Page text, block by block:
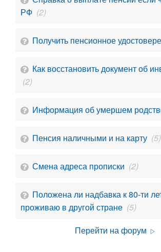
РФ (2)
Получить пенсионное
Как восстановить документ об
(2)
Информация об умершем
Пенсия наличными и на карту (5)
Смена адреса прописки (2)
Положена ли надбавка к 80-ти
проживаю в другой стране (5)
Перейти на форум